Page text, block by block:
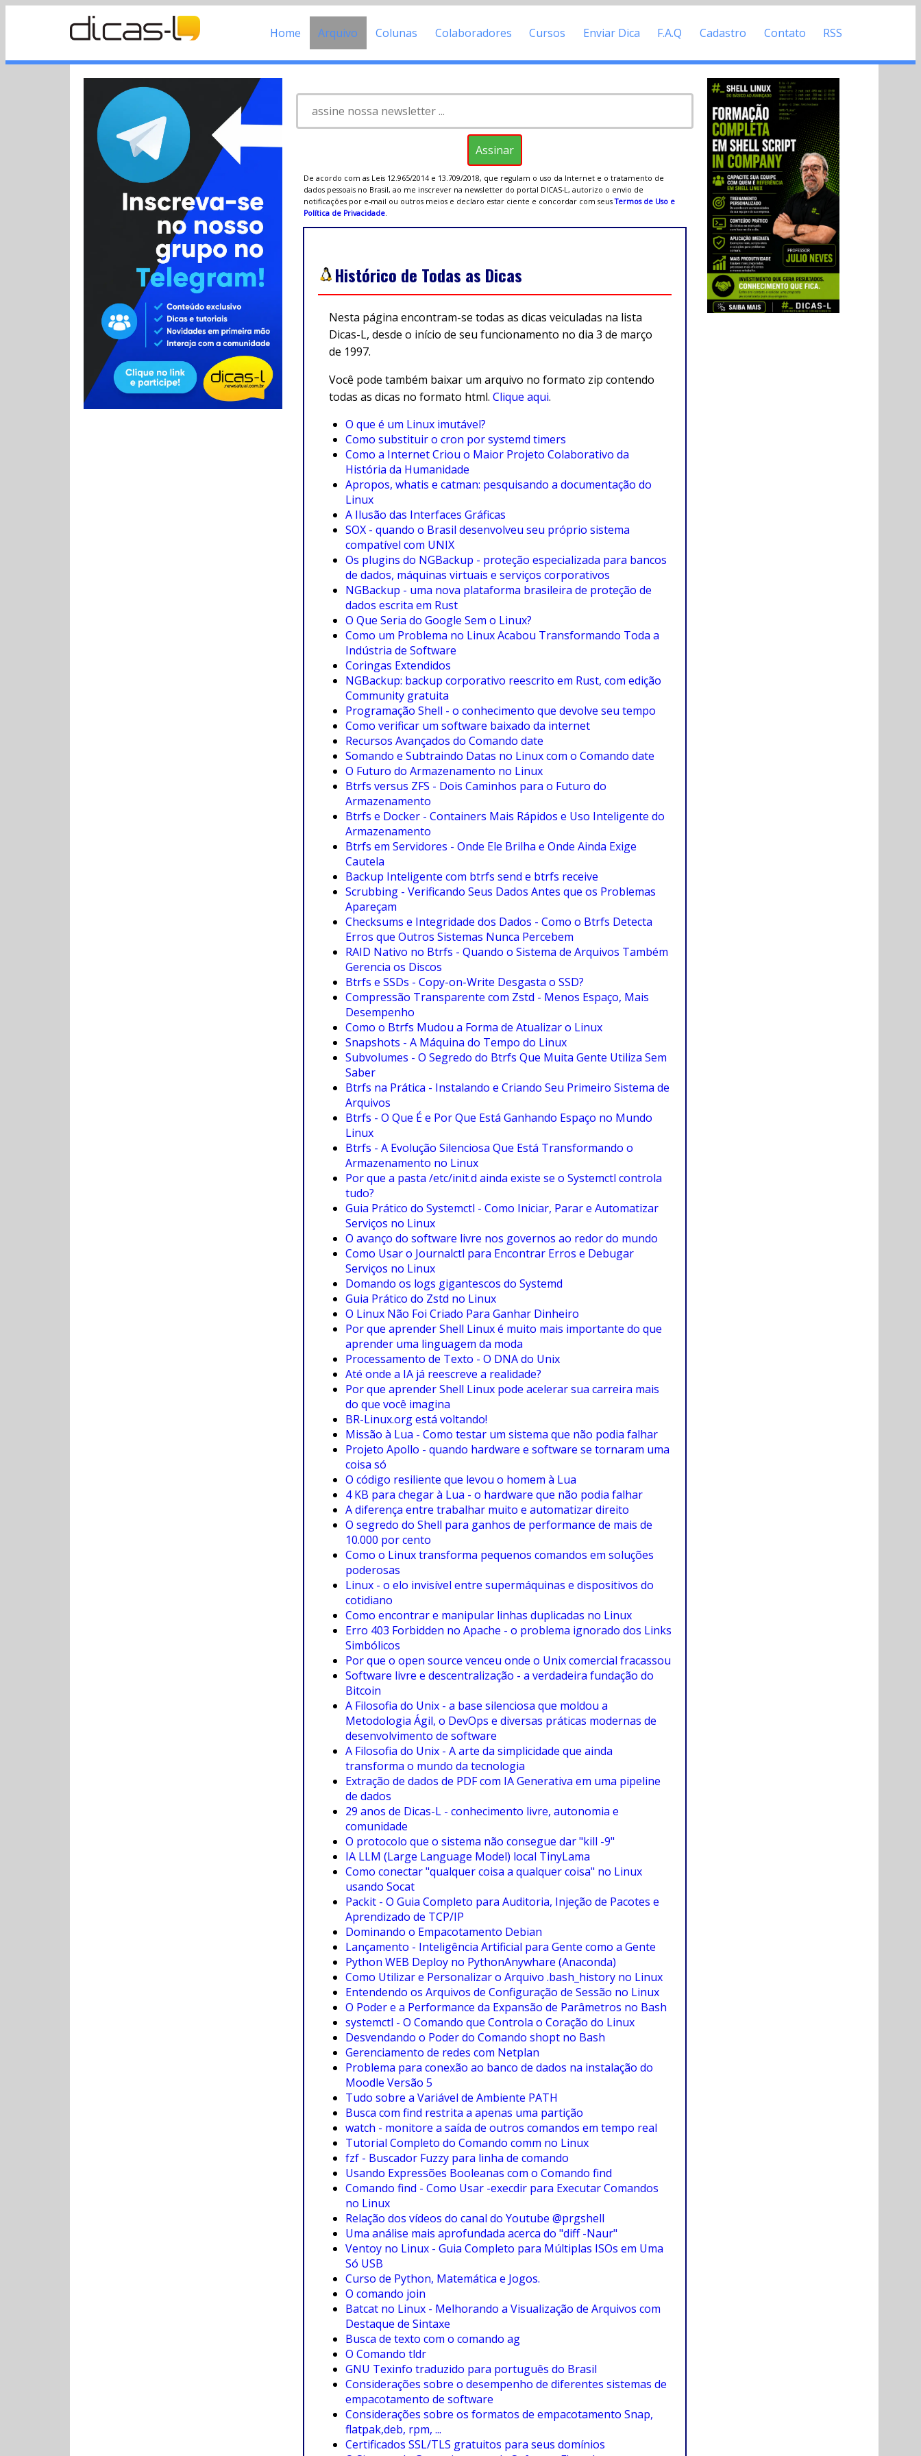
Home Arquivo Colunas Colaboradores Cursos Enviar Dica F.A.Q Cadastro Contato RSS
De acordo com as Leis 12.965/2014 e 13.709/2018, que regulam o uso da Internet e o tratamento de
dados pessoais no Brasil, ao me inscrever na newsletter do portal DICAS-L, autorizo o envio de
notificações por e-mail ou outros meios e declaro estar ciente e concordar com seusTermos de Uso e
Política de Privacidade.
Histórico de Todas as Dicas
Nesta página encontram-se todas as dicas veiculadas na lista
Dicas-L, desde o início de seu funcionamento no dia 3 de março
de 1997.
Você pode também baixar um arquivo no formato zip contendo
todas as dicas no formato html. Clique aqui.
O que é um Linux imutável?
Como substituir o cron por systemd timers
Como a Internet Criou o Maior Projeto Colaborativo da
História da Humanidade
Apropos, whatis e catman: pesquisando a documentação do
Linux
A Ilusão das Interfaces Gráficas
SOX - quando o Brasil desenvolveu seu próprio sistema
compatível com UNIX
Os plugins do NGBackup - proteção especializada para bancos
de dados, máquinas virtuais e serviços corporativos
NGBackup - uma nova plataforma brasileira de proteção de
dados escrita em Rust
O Que Seria do Google Sem o Linux?
Como um Problema no Linux Acabou Transformando Toda a
Indústria de Software
Coringas Extendidos
NGBackup: backup corporativo reescrito em Rust, com edição
Community gratuita
Programação Shell - o conhecimento que devolve seu tempo
Como verificar um software baixado da internet
Recursos Avançados do Comando date
Somando e Subtraindo Datas no Linux com o Comando date
O Futuro do Armazenamento no Linux
Btrfs versus ZFS - Dois Caminhos para o Futuro do
Armazenamento
Btrfs e Docker - Containers Mais Rápidos e Uso Inteligente do
Armazenamento
Btrfs em Servidores - Onde Ele Brilha e Onde Ainda Exige
Cautela
Backup Inteligente com btrfs send e btrfs receive
Scrubbing - Verificando Seus Dados Antes que os Problemas
Apareçam
Checksums e Integridade dos Dados - Como o Btrfs Detecta
Erros que Outros Sistemas Nunca Percebem
RAID Nativo no Btrfs - Quando o Sistema de Arquivos Também
Gerencia os Discos
Btrfs e SSDs - Copy-on-Write Desgasta o SSD?
Compressão Transparente com Zstd - Menos Espaço, Mais
Desempenho
Como o Btrfs Mudou a Forma de Atualizar o Linux
Snapshots - A Máquina do Tempo do Linux
Subvolumes - O Segredo do Btrfs Que Muita Gente Utiliza Sem
Saber
Btrfs na Prática - Instalando e Criando Seu Primeiro Sistema de
Arquivos
Btrfs - O Que É e Por Que Está Ganhando Espaço no Mundo
Linux
Btrfs - A Evolução Silenciosa Que Está Transformando o
Armazenamento no Linux
Por que a pasta /etc/init.d ainda existe se o Systemctl controla
tudo?
Guia Prático do Systemctl - Como Iniciar, Parar e Automatizar
Serviços no Linux
O avanço do software livre nos governos ao redor do mundo
Como Usar o Journalctl para Encontrar Erros e Debugar
Serviços no Linux
Domando os logs gigantescos do Systemd
Guia Prático do Zstd no Linux
O Linux Não Foi Criado Para Ganhar Dinheiro
Por que aprender Shell Linux é muito mais importante do que
aprender uma linguagem da moda
Processamento de Texto - O DNA do Unix
Até onde a IA já reescreve a realidade?
Por que aprender Shell Linux pode acelerar sua carreira mais
do que você imagina
BR-Linux.org está voltando!
Missão à Lua - Como testar um sistema que não podia falhar
Projeto Apollo - quando hardware e software se tornaram uma
coisa só
O código resiliente que levou o homem à Lua
4 KB para chegar à Lua - o hardware que não podia falhar
A diferença entre trabalhar muito e automatizar direito
O segredo do Shell para ganhos de performance de mais de
10.000 por cento
Como o Linux transforma pequenos comandos em soluções
poderosas
Linux - o elo invisível entre supermáquinas e dispositivos do
cotidiano
Como encontrar e manipular linhas duplicadas no Linux
Erro 403 Forbidden no Apache - o problema ignorado dos Links
Simbólicos
Por que o open source venceu onde o Unix comercial fracassou
Software livre e descentralização - a verdadeira fundação do
Bitcoin
A Filosofia do Unix - a base silenciosa que moldou a
Metodologia Ágil, o DevOps e diversas práticas modernas de
desenvolvimento de software
A Filosofia do Unix - A arte da simplicidade que ainda
transforma o mundo da tecnologia
Extração de dados de PDF com IA Generativa em uma pipeline
de dados
29 anos de Dicas-L - conhecimento livre, autonomia e
comunidade
O protocolo que o sistema não consegue dar "kill -9"
IA LLM (Large Language Model) local TinyLama
Como conectar "qualquer coisa a qualquer coisa" no Linux
usando Socat
Packit - O Guia Completo para Auditoria, Injeção de Pacotes e
Aprendizado de TCP/IP
Dominando o Empacotamento Debian
Lançamento - Inteligência Artificial para Gente como a Gente
Python WEB Deploy no PythonAnywhare (Anaconda)
Como Utilizar e Personalizar o Arquivo .bash_history no Linux
Entendendo os Arquivos de Configuração de Sessão no Linux
O Poder e a Performance da Expansão de Parâmetros no Bash
systemctl - O Comando que Controla o Coração do Linux
Desvendando o Poder do Comando shopt no Bash
Gerenciamento de redes com Netplan
Problema para conexão ao banco de dados na instalação do
Moodle Versão 5
Tudo sobre a Variável de Ambiente PATH
Busca com find restrita a apenas uma partição
watch - monitore a saída de outros comandos em tempo real
Tutorial Completo do Comando comm no Linux
fzf - Buscador Fuzzy para linha de comando
Usando Expressões Booleanas com o Comando find
Comando find - Como Usar -execdir para Executar Comandos
no Linux
Relação dos vídeos do canal do Youtube @prgshell
Uma análise mais aprofundada acerca do "diff -Naur"
Ventoy no Linux - Guia Completo para Múltiplas ISOs em Uma
Só USB
Curso de Python, Matemática e Jogos.
O comando join
Batcat no Linux - Melhorando a Visualização de Arquivos com
Destaque de Sintaxe
Busca de texto com o comando ag
O Comando tldr
GNU Texinfo traduzido para português do Brasil
Considerações sobre o desempenho de diferentes sistemas de
empacotamento de software
Considerações sobre os formatos de empacotamento Snap,
flatpak,deb, rpm, ...
Certificados SSL/TLS gratuitos para seus domínios